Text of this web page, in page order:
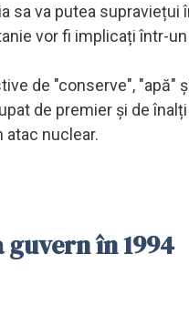
sa va putea
vor fi implicați într-
de "conserve", "apă"
de premier și de
atac nuclear.
în 1994